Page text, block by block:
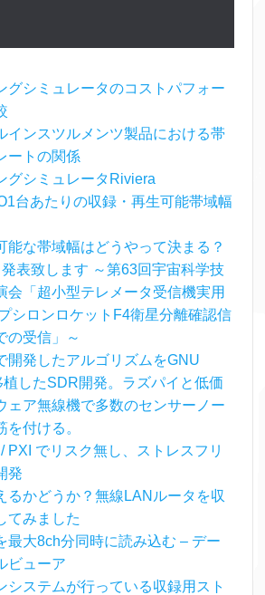
グシミュレータのコストパフォー
インスツルメンツ製品における帯
ートの関係
グシミュレータRiviera
台あたりの収録・再生可能帯域幅
能な帯域幅はどうやって決まる？
表致します ～第63回宇宙科学技
会「超小型テレメータ受信機実用
シロンロケットF4衛星分離確認信
の受信」～
開発したアルゴリズムをGNU
植したSDR開発。ラズパイと低価
ェア無線機で多数のセンサーノー
を付ける。
PXI でリスク無し、ストレスフリ
発
るかどうか？無線LANルータを収
てみました
最大8ch分同時に読み込む – デー
ビューア
システムが行っている収録用スト